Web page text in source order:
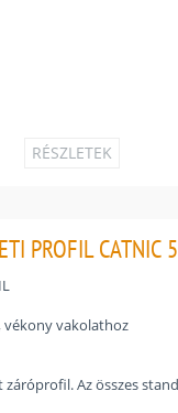
RÉSZLETEK
PROFIL
vékony vakolathoz
Az összes